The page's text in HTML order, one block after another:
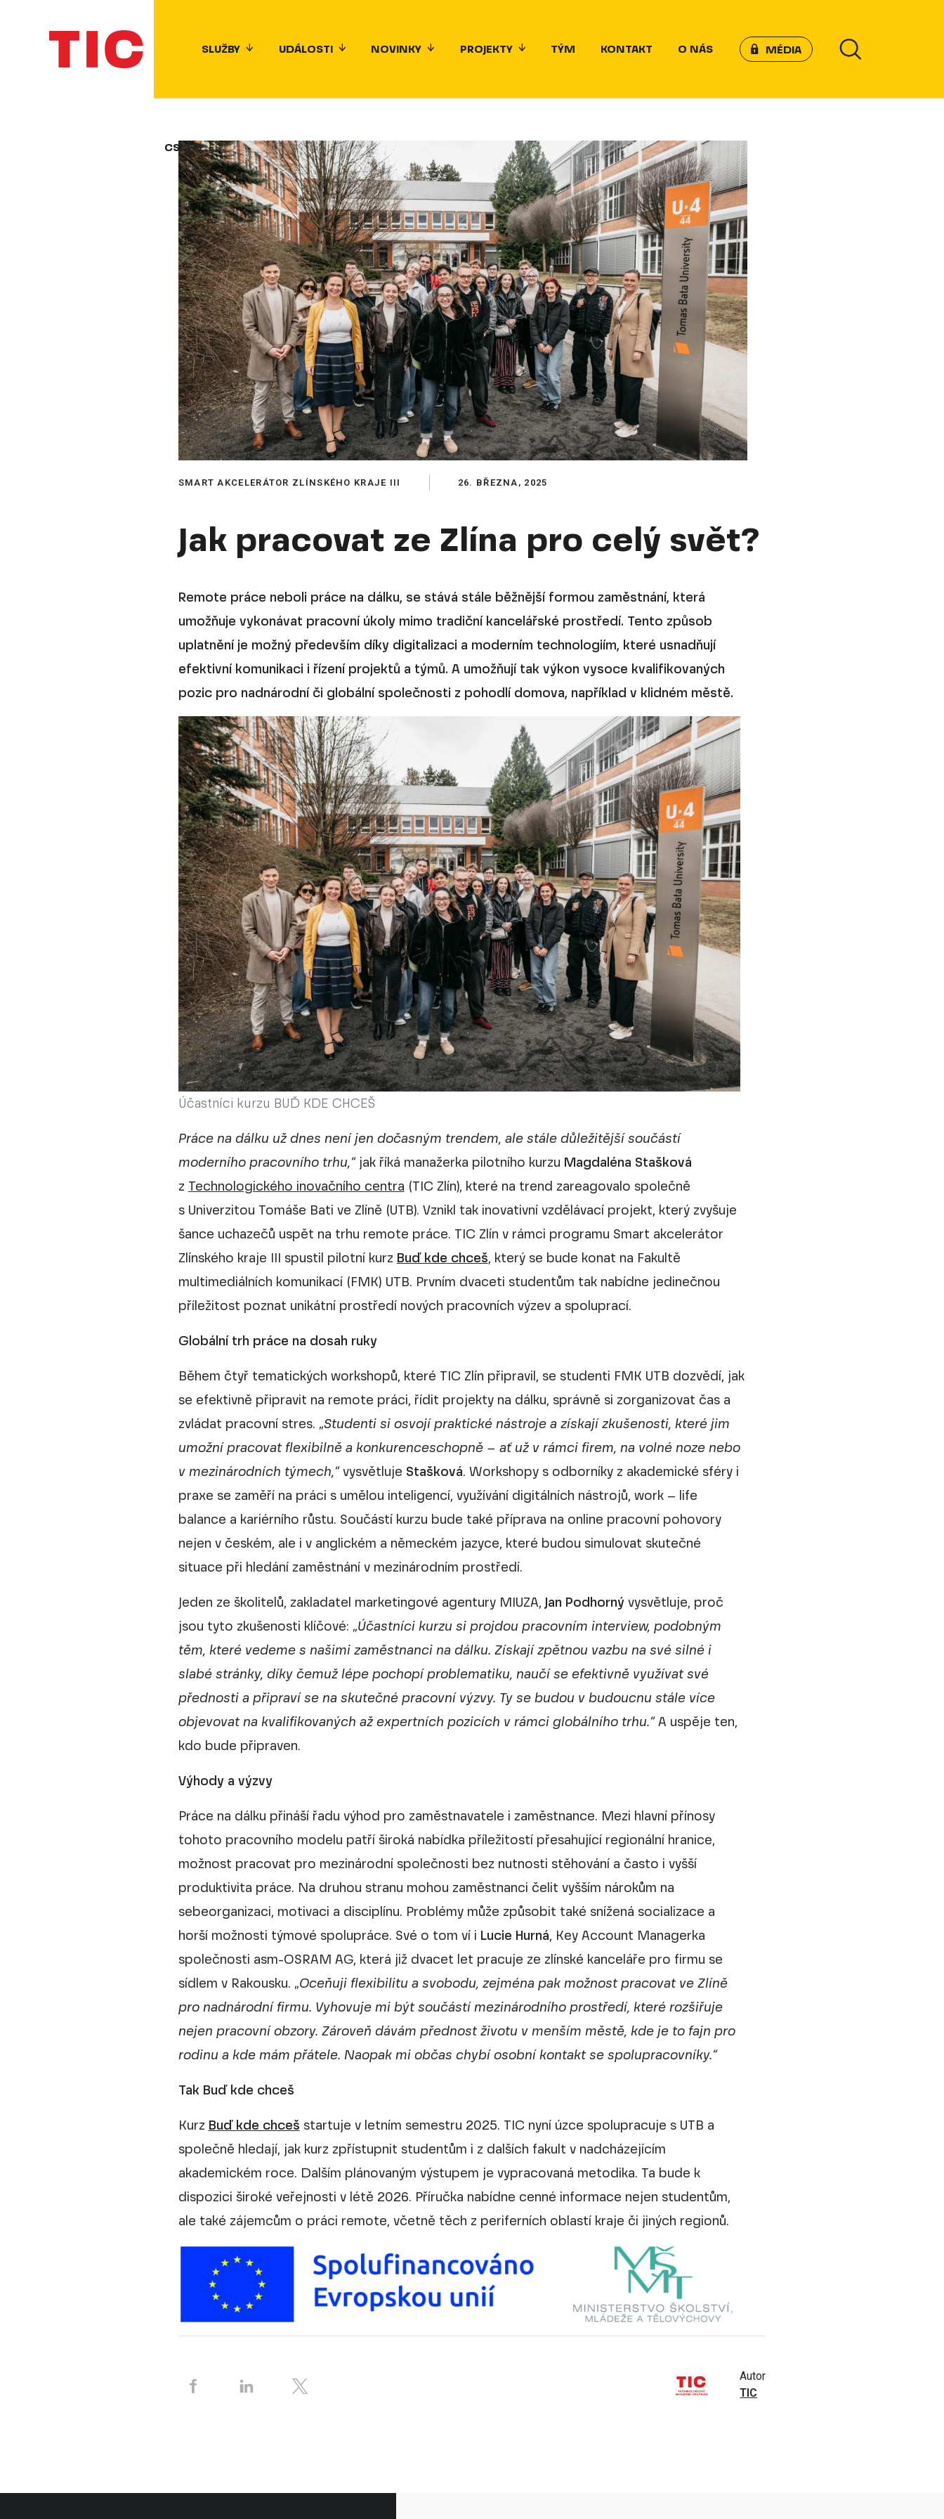
SLUŽBY UDÁLOSTI NOVINKY PROJEKTY TÝM KONTAKT O NÁS MÉDIA
CS EN ES
SMART AKCELERÁTOR ZLÍNSKÉHO KRAJE III 26. BŘEZNA, 2025
Jak pracovat ze Zlína pro celý svět?
Remote práce neboli práce na dálku, se stává stále běžnější formou zaměstnání, která
umožňuje vykonávat pracovní úkoly mimo tradiční kancelářské prostředí. Tento způsob
uplatnění je možný především díky digitalizaci a moderním technologiím, které usnadňují
efektivní komunikaci i řízení projektů a týmů. A umožňují tak výkon vysoce kvalifikovaných
pozic pro nadnárodní či globální společnosti z pohodlí domova, například v klidném městě.
Účastníci kurzu BUĎ KDE CHCEŠ
Práce na dálku už dnes není jen dočasným trendem, ale stále důležitější součástí
moderního pracovního trhu,“jak říká manažerka pilotního kurzu Magdaléna Stašková
z Technologického inovačního centra (TIC Zlín), které na trend zareagovalo společně
s Univerzitou Tomáše Bati ve Zlíně (UTB). Vznikl tak inovativní vzdělávací projekt, který zvyšuje
šance uchazečů uspět na trhu remote práce. TIC Zlín v rámci programu Smart akcelerátor
Zlínského kraje III spustil pilotní kurz Buď kde chceš, který se bude konat na Fakultě
multimediálních komunikací (FMK) UTB. Prvním dvaceti studentům tak nabídne jedinečnou
příležitost poznat unikátní prostředí nových pracovních výzev a spoluprací.
Globální trh práce na dosah ruky
Během čtyř tematických workshopů, které TIC Zlín připravil, se studenti FMK UTB dozvědí, jak
se efektivně připravit na remote práci, řídit projekty na dálku, správně si zorganizovat čas a
zvládat pracovní stres. „Studenti si osvojí praktické nástroje a získají zkušenosti, které jim
umožní pracovat flexibilně a konkurenceschopně – ať už v rámci firem, na volné noze nebo
v mezinárodních týmech,“vysvětluje Stašková. Workshopy s odborníky z akademické sféry i
praxe se zaměří na práci s umělou inteligencí, využívání digitálních nástrojů, work – life
balance a kariérního růstu. Součástí kurzu bude také příprava na online pracovní pohovory
nejen v českém, ale i v anglickém a německém jazyce, které budou simulovat skutečné
situace při hledání zaměstnání v mezinárodním prostředí.
Jeden ze školitelů, zakladatel marketingové agentury MIUZA, Jan Podhornývysvětluje, proč
jsou tyto zkušenosti klíčové: „Účastníci kurzu si projdou pracovním interview, podobným
těm, které vedeme s našimi zaměstnanci na dálku. Získají zpětnou vazbu na své silné i
slabé stránky, díky čemuž lépe pochopí problematiku, naučí se efektivně využívat své
přednosti a připraví se na skutečné pracovní výzvy. Ty se budou v budoucnu stále více
objevovat na kvalifikovaných až expertních pozicích v rámci globálního trhu.“ A uspěje ten,
kdo bude připraven.
Výhody a výzvy
Práce na dálku přináší řadu výhod pro zaměstnavatele i zaměstnance. Mezi hlavní přínosy
tohoto pracovního modelu patří široká nabídka příležitostí přesahující regionální hranice,
možnost pracovat pro mezinárodní společnosti bez nutnosti stěhování a často i vyšší
produktivita práce. Na druhou stranu mohou zaměstnanci čelit vyšším nárokům na
sebeorganizaci, motivaci a disciplínu. Problémy může způsobit také snížená socializace a
horší možnosti týmové spolupráce. Své o tom ví i Lucie Hurná, Key Account Managerka
společnosti asm-OSRAM AG, která již dvacet let pracuje ze zlínské kanceláře pro firmu se
sídlem v Rakousku. „Oceňuji flexibilitu a svobodu, zejména pak možnost pracovat ve Zlíně
pro nadnárodní firmu. Vyhovuje mi být součástí mezinárodního prostředí, které rozšiřuje
nejen pracovní obzory. Zároveň dávám přednost životu v menším městě, kde je to fajn pro
rodinu a kde mám přátele. Naopak mi občas chybí osobní kontakt se spolupracovníky.“
Tak Buď kde chceš
Kurz Buď kde chceš startuje v letním semestru 2025. TIC nyní úzce spolupracuje s UTB a
společně hledají, jak kurz zpřístupnit studentům i z dalších fakult v nadcházejícím
akademickém roce. Dalším plánovaným výstupem je vypracovaná metodika. Ta bude k
dispozici široké veřejnosti v létě 2026. Příručka nabídne cenné informace nejen studentům,
ale také zájemcům o práci remote, včetně těch z periferních oblastí kraje či jiných regionů.
Autor
TIC